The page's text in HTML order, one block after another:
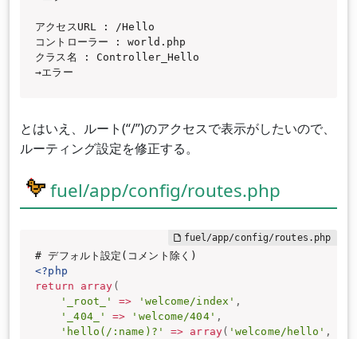
アクセスURL : /Hello
コントローラー : world.php
クラス名 : Controller_Hello
→エラー
とはいえ、ルート(“/”)のアクセスで表示がしたいので、
ルーティング設定を修正する。
fuel/app/config/routes.php
<?php
return
array (
'_root_'
=> 'welcome/index' ,
'_404_'
=> 'welcome/404' ,
'hello(/:name)?'
=> array( 'welcome/hello' ,